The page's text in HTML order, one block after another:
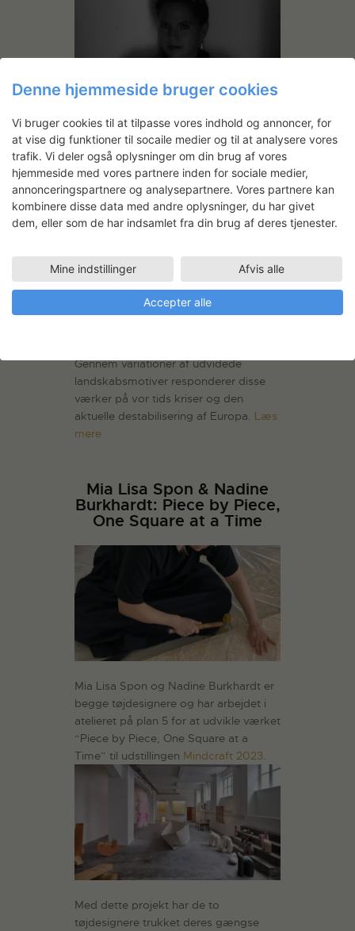
I atelier Store Formater har Cathrine
Raben Davidsen produceret en række
malerier til udstillingenLet Everything
Happen to You, som åbner
påCopenhagen Contemporary til
januar 2024.
Gennem variationer af udvidede
landskabsmotiver responderer disse
værker på vor tids kriser og den
aktuelle destabilisering af Europa. Læs
mere
Mia Lisa Spon & Nadine
Burkhardt: Piece by Piece,
One Square at a Time
Mia Lisa Spon og Nadine Burkhardt er
begge tøjdesignere og har arbejdet i
atelieret på plan 5 for at udvikle værket
“Piece by Piece, One Square at a
Time” til udstillingen Mindcraft 2023.
Med dette projekt har de to
tøjdesignere trukket deres gængse
Denne hjemmeside bruger cookies
Vi bruger cookies til at tilpasse vores indhold og annoncer, for
at vise dig funktioner til socaile medier og til at analysere vores
trafik. Vi deler også oplysninger om din brug af vores
hjemmeside med vores partnere inden for sociale medier,
annonceringspartnere og analysepartnere. Vores partnere kan
kombinere disse data med andre oplysninger, du har givet
dem, eller som de har indsamlet fra din brug af deres tjenester.
Mine indstillinger Afvis alle
Accepter alle